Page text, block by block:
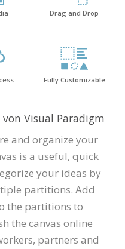
Drag and Drop
Fully Customizable
Visual Paradigm
and organize your
is a useful, quick
your ideas by
partitions. Add
the partitions to
the canvas online
partners and